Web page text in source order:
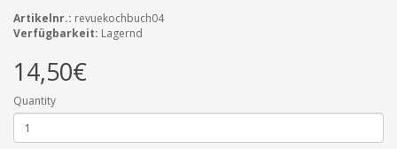
Artikelnr.: revuekochbuch04
Verfügbarkeit: Lagernd
14,50€
Quantity